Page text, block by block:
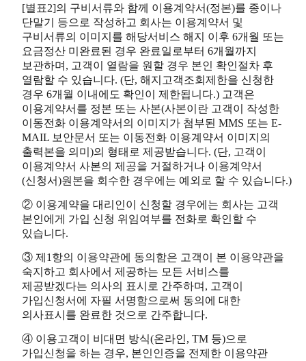
[별표2]의 구비서류와 함께 이용계약서(정본)를 종이나
단말기 등으로 작성하고 회사는 이용계약서 및
구비서류의 이미지를 해당서비스 해지 이후 6개월 또는
요금정산 미완료된 경우 완료일로부터 6개월까지
보관하며, 고객이 열람을 원할 경우 본인 확인절차 후
열람할 수 있습니다. (단, 해지고객조회제한을 신청한
경우 6개월 이내에도 확인이 제한됩니다.) 고객은
이용계약서를 정본 또는 사본(사본이란 고객이 작성한
이동전화 이용계약서의 이미지가 첨부된 MMS 또는 E-
MAIL 보안문서 또는 이동전화 이용계약서 이미지의
출력본을 의미)의 형태로 제공받습니다. (단, 고객이
이용계약서 사본의 제공을 거절하거나 이용계약서
(신청서)원본을 회수한 경우에는 예외로 할 수 있습니다.)
② 이용계약을 대리인이 신청할 경우에는 회사는 고객
본인에게 가입 신청 위임여부를 전화로 확인할 수
있습니다.
③ 제1항의 이용약관에 동의함은 고객이 본 이용약관을
숙지하고 회사에서 제공하는 모든 서비스를
제공받겠다는 의사의 표시로 간주하며, 고객이
가입신청서에 자필 서명함으로써 동의에 대한
의사표시를 완료한 것으로 간주합니다.
④ 이용고객이 비대면 방식(온라인, TM 등)으로
가입신청을 하는 경우, 본인인증을 전제한 이용약관